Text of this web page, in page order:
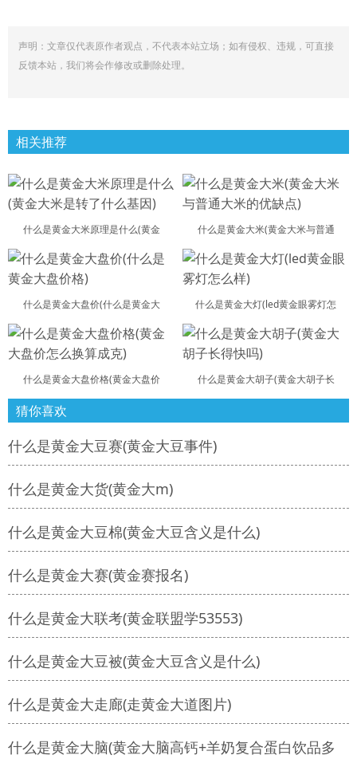
声明：文章仅代表原作者观点，不代表本站立场；如有侵权、违规，可直接
反馈本站，我们将会作修改或删除处理。
相关推荐
什么是黄金大米原理是什么(黄金 什么是黄金大米(黄金大米与普通
什么是黄金大盘价(什么是黄金大 什么是黄金大灯(led黄金眼雾灯怎
什么是黄金大盘价格(黄金大盘价 什么是黄金大胡子(黄金大胡子长
猜你喜欢
什么是黄金大豆赛(黄金大豆事件)
什么是黄金大货(黄金大m)
什么是黄金大豆棉(黄金大豆含义是什么)
什么是黄金大赛(黄金赛报名)
什么是黄金大联考(黄金联盟学53553)
什么是黄金大豆被(黄金大豆含义是什么)
什么是黄金大走廊(走黄金大道图片)
什么是黄金大脑(黄金大脑高钙+羊奶复合蛋白饮品多